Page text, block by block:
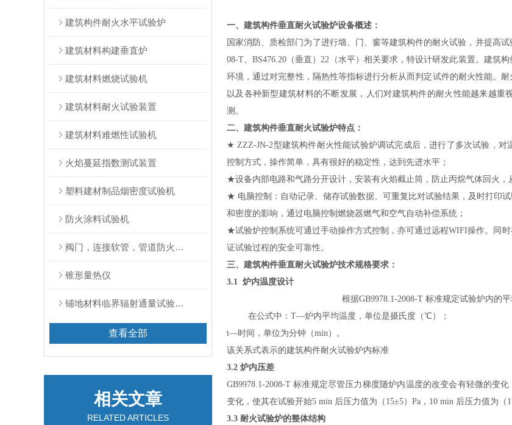
建筑构件耐火水平试验炉
建筑材料构建垂直炉
建筑材料燃烧试验机
建筑材料耐火试验装置
建筑材料难燃性试验机
火焰蔓延指数测试装置
塑料建材制品烟密度试验机
防火涂料试验机
阀门，连接软管，管道防火试验装置
锥形量热仪
铺地材料临界辐射通量试验装置
查看全部
相关文章
RELATED ARTICLES
一、 建筑构件垂直耐火试验炉设备概述：
国家消防、质检部门为了进行墙、门、窗等建筑构件的耐火试验，并提高
08-T、BS476.20（垂直）22（水平）相关要求，特设计研发此装置。建筑
环境，通过对完整性，隔热性等指标进行分析从而判定试件的耐火性能。
以及各种新型建筑材料的不断发展，人们对建筑构件的耐火性能越来越
测。
二、 建筑构件垂直耐火试验炉特点：
★ ZZZ-JN-2型建筑构件耐火性能试验炉调试完成后，进行了多次试验，
控制方式，操作简单，具有很好的稳定性，达到 先进水平；
★设备内部电路和气路分开设计，安装有火焰截止筒，防止丙烷气体回火，
★ 电脑控制：自动记录、储存试验数据、可重复比对试验结果，及时打印
和密度的影响，通过电脑控制燃烧器燃气和空气自动补偿系统；
★试验炉控制系统可通过手动操作方式控制，亦可通过远程WIFI操作。同
证试验过程的安全可靠性。
三、 建筑构件垂直耐火试验炉技术规格要求：
3.1 炉内温度设计
根据GB9978.1-2008-T 标准规定试验炉内的
在公式中：T—炉内平均温度，单位是摄氏度（℃）；
t—时间，单位为分钟（min）。
该关系式表示的建筑构件耐火试验炉内标准
3.2 炉内压差
GB9978.1-2008-T 标准规定尽管压力梯度随炉内温度的改变会有轻微的变
变化，使其在试验开始5 min 后压力值为（15±5）Pa，10 min 后压力值为（
3.3 耐火试验炉的整体结构